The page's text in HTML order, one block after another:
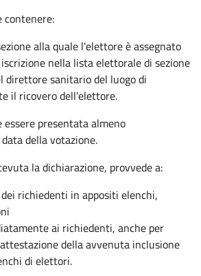
contenere:
alla quale l'elettore è assegnato
nella lista elettorale di sezione
direttore sanitario del luogo di
il ricovero dell'elettore.
essere presentata almeno
della votazione.
la dichiarazione, provvede a:
richiedenti in appositi elenchi,
ai richiedenti, anche per
della avvenuta inclusione
di elettori.